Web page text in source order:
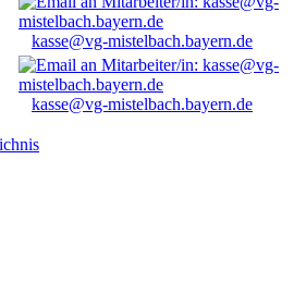
kasse@vg-mistelbach.bayern.de
kasse@vg-mistelbach.bayern.de